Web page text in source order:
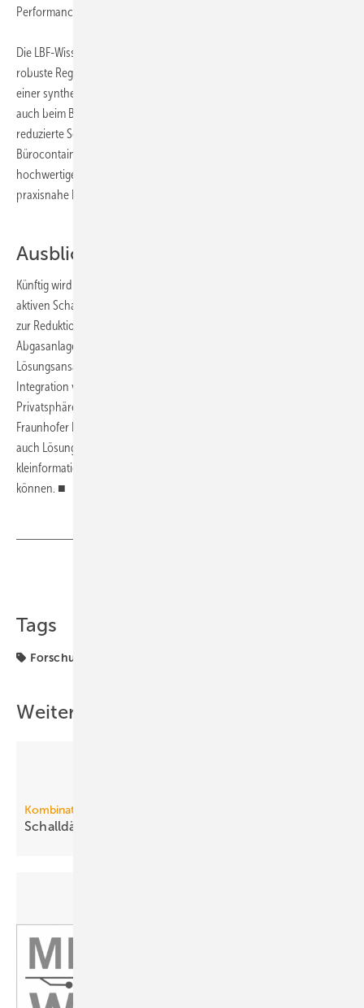
Performance zu erzielen.
Die LBF-Wissenschaftler implementierten eine
robuste Regelung. Damit ließen sich sowohl bei
einer synthetischen Lautsprecheranregung als
auch beim Betrieb eines Lüfters deutlich
reduzierte Schallpegel im Innern des
Bürocontainer erzielen. Im nächsten Schritt wollen die Forscher die
hochwertige Labor-Sensorik des ANC-Systems durch geeignete
praxisnahe Low-Cost-Sensorik ersetzen.
Ausblick
Künftig wird das Fraunhofer LBF kundenspezifische Fragestellungen zu
aktiven Schallschutzsystemen, insbesondere für modulare Lösungen
zur Reduktion von Schallemissionen von Lüftungs- und
Abgasanlagen, systematisch analysieren und kundenspezifische
Lösungsansätze ausarbeiten können. Zudem sind Studien zur
Integration von akustischen Maskierungssystemen zum Schutz der
Privatsphäre und Vertraulichkeit angedacht. Darüber hinaus will das
Fraunhofer LBF die Skalierbarkeit des ANC-Konzepts untersuchen, um
auch Lösungsansätze für großformatige industrielle und
kleinformatige Lüftungssysteme im Automotive-Bereich anbieten zu
können. ■
Tags
Forschung
Weitere Inhalte
Kombination verschiedener Schalldämpfer
Schalldämpfung in